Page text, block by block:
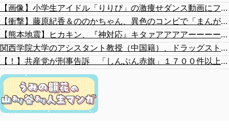
【画像】小学生アイドル「りりぴ」の激痩せダンス動画にファンが『絶句』してしまう・・・・
【衝撃】藤原紀香＆ののかちゃん、異色のコンビで「まんが日本昔ばなし」を舞台化してしまう
【熊本地震】ヒカキン、『神対応』キタァアアアアーーーーーーー！！
関西学院大学のアシスタント教授（中国籍）、ドラッグストアで現行犯逮捕 万引き容疑
【！】共産党が刑事告訴 「しんぶん赤旗」１７００件以上の虚偽購読申し込み 「厳重な処罰を求める」